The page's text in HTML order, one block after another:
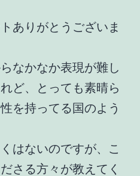
ありがとうございま
なかなか表現が難し
ど、とっても素晴ら
を持ってる国のよう
はないのですが、こ
さる方々が教えてく